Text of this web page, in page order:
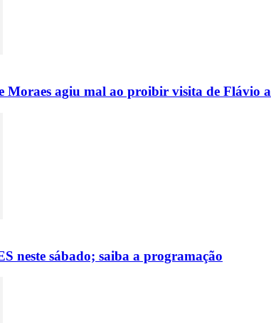
Moraes agiu mal ao proibir visita de Flávio
neste sábado; saiba a programação